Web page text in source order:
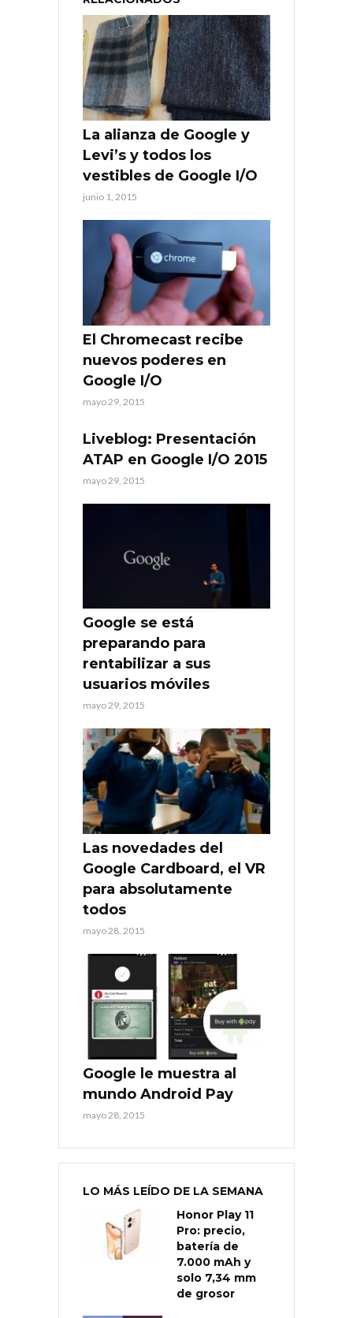
La alianza de Google y
Levi’s y todos los
vestibles de Google I/O
junio 1, 2015
El Chromecast recibe
nuevos poderes en
Google I/O
mayo 29, 2015
Liveblog: Presentación
ATAP en Google I/O 2015
mayo 29, 2015
Google se está
preparando para
rentabilizar a sus
usuarios móviles
mayo 29, 2015
Las novedades del
Google Cardboard, el VR
para absolutamente
todos
mayo 28, 2015
Google le muestra al
mundo Android Pay
mayo 28, 2015
LO MÁS LEÍDO DE LA SEMANA
Honor Play 11
Pro: precio,
batería de
7.000 mAh y
solo 7,34 mm
de grosor